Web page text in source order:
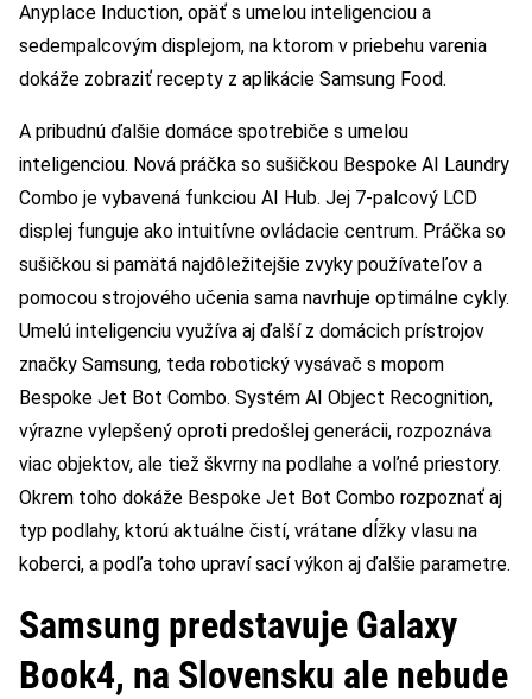
Anyplace Induction, opäť s umelou inteligenciou a
sedempalcovým displejom, na ktorom v priebehu varenia
dokáže zobraziť recepty z aplikácie Samsung Food.
A pribudnú ďalšie domáce spotrebiče s umelou
inteligenciou. Nová práčka so sušičkou Bespoke AI Laundry
Combo je vybavená funkciou AI Hub. Jej 7-palcový LCD
displej funguje ako intuitívne ovládacie centrum. Práčka so
sušičkou si pamätá najdôležitejšie zvyky používateľov a
pomocou strojového učenia sama navrhuje optimálne cykly.
Umelú inteligenciu využíva aj ďalší z domácich prístrojov
značky Samsung, teda robotický vysávač s mopom
Bespoke Jet Bot Combo. Systém AI Object Recognition,
výrazne vylepšený oproti predošlej generácii, rozpoznáva
viac objektov, ale tiež škvrny na podlahe a voľné priestory.
Okrem toho dokáže Bespoke Jet Bot Combo rozpoznať aj
typ podlahy, ktorú aktuálne čistí, vrátane dĺžky vlasu na
koberci, a podľa toho upraví sací výkon aj ďalšie parametre.
Samsung predstavuje Galaxy
Book4, na Slovensku ale nebude